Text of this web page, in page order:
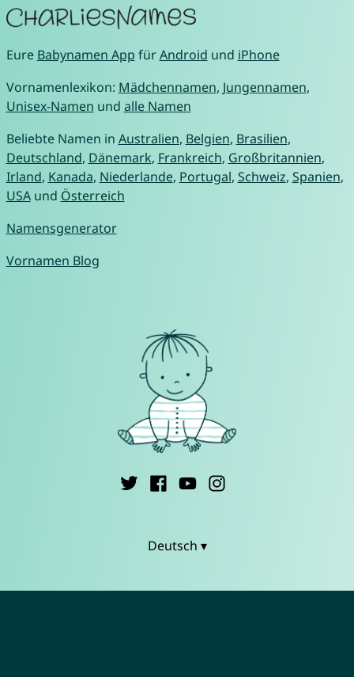
Eure Babynamen App fürAndroid und iPhone
Vornamenlexikon: Mädchennamen, Jungennamen,
Unisex-Namen und alle Namen
Beliebte Namen in Australien, Belgien, Brasilien,
Deutschland, Dänemark, Frankreich, Großbritannien,
Irland, Kanada, Niederlande, Portugal, Schweiz, Spanien,
USAund Österreich
Namensgenerator
Vornamen Blog
Deutsch ▾